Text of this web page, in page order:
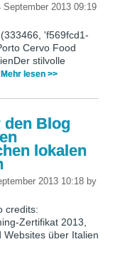
September 2013 09:19
'f569fcd1-
Cervo Food
stilvolle
Mehr lesen >>
Blog
lokalen
2013 10:18 by
credits:
Zertifikat 2013,
über Italien